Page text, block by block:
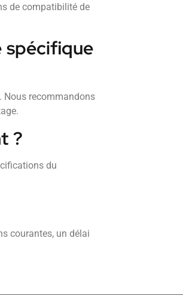
de compatibilité de
spécifique
Nous recommandons
?
du
courantes, un délai